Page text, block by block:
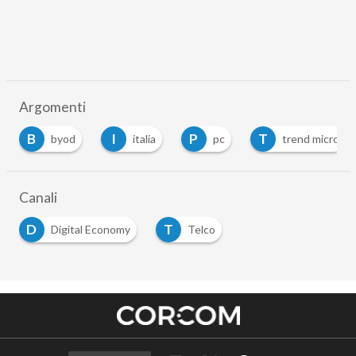
Argomenti
B
byod italia P pc T trend micro
Canali
D
Digital Economy T Telco